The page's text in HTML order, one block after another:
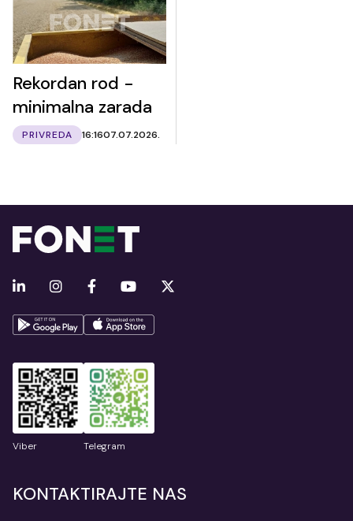
Rekordan rod -
minimalna zarada
PRIVREDA 16:1607.07.2026.
Viber Telegram
KONTAKTIRAJTE NAS